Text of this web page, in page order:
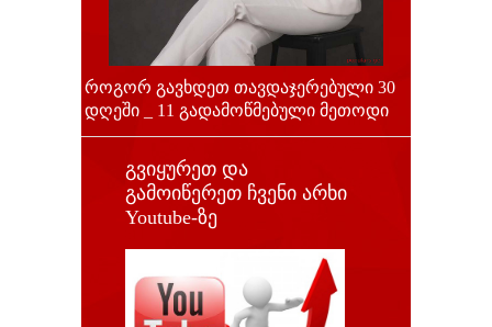
როგორ გავხდეთ თავდაჯერებული 30
დღეში _ 11 გადამოწმებული მეთოდი
გვიყურეთ და
გამოიწერეთ ჩვენი არხი
Youtube-ზე